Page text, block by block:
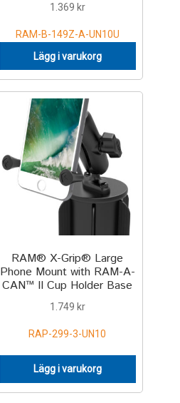
1.369 kr
RAM-B-149Z-A-UN10U
Lägg i varukorg
RAM® X-Grip® Large
Phone Mount with RAM-A-
CAN™ II Cup Holder Base
1.749 kr
RAP-299-3-UN10
Lägg i varukorg